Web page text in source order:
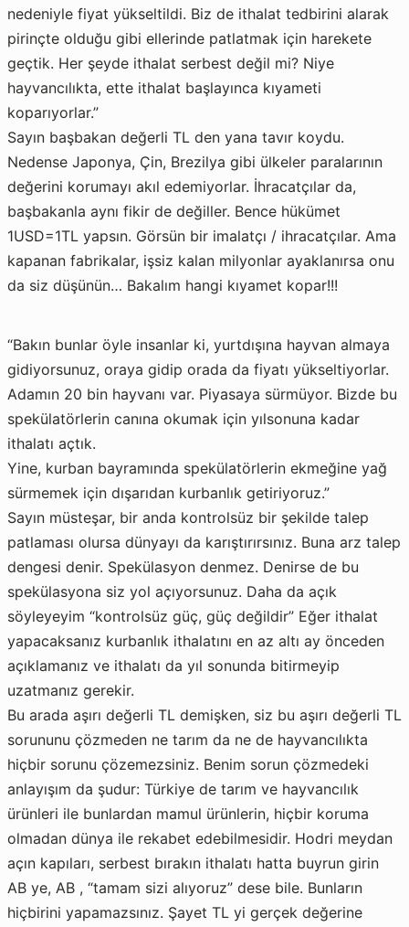
nedeniyle fiyat yükseltildi. Biz de ithalat tedbirini alarak
pirinçte olduğu gibi ellerinde patlatmak için harekete
geçtik. Her şeyde ithalat serbest değil mi? Niye
hayvancılıkta, ette ithalat başlayınca kıyameti
koparıyorlar.”
Sayın başbakan değerli TL den yana tavır koydu.
Nedense Japonya, Çin, Brezilya gibi ülkeler paralarının
değerini korumayı akıl edemiyorlar. İhracatçılar da,
başbakanla aynı fikir de değiller. Bence hükümet
1USD=1TL yapsın. Görsün bir imalatçı / ihracatçılar. Ama
kapanan fabrikalar, işsiz kalan milyonlar ayaklanırsa onu
da siz düşünün… Bakalım hangi kıyamet kopar!!!
“Bakın bunlar öyle insanlar ki, yurtdışına hayvan almaya
gidiyorsunuz, oraya gidip orada da fiyatı yükseltiyorlar.
Adamın 20 bin hayvanı var. Piyasaya sürmüyor. Bizde bu
spekülatörlerin canına okumak için yılsonuna kadar
ithalatı açtık.
Yine, kurban bayramında spekülatörlerin ekmeğine yağ
sürmemek için dışarıdan kurbanlık getiriyoruz.”
Sayın müsteşar, bir anda kontrolsüz bir şekilde talep
patlaması olursa dünyayı da karıştırırsınız. Buna arz talep
dengesi denir. Spekülasyon denmez. Denirse de bu
spekülasyona siz yol açıyorsunuz. Daha da açık
söyleyeyim “kontrolsüz güç, güç değildir” Eğer ithalat
yapacaksanız kurbanlık ithalatını en az altı ay önceden
açıklamanız ve ithalatı da yıl sonunda bitirmeyip
uzatmanız gerekir.
Bu arada aşırı değerli TL demişken, siz bu aşırı değerli TL
sorununu çözmeden ne tarım da ne de hayvancılıkta
hiçbir sorunu çözemezsiniz. Benim sorun çözmedeki
anlayışım da şudur: Türkiye de tarım ve hayvancılık
ürünleri ile bunlardan mamul ürünlerin, hiçbir koruma
olmadan dünya ile rekabet edebilmesidir. Hodri meydan
açın kapıları, serbest bırakın ithalatı hatta buyrun girin
AB ye, AB , “tamam sizi alıyoruz” dese bile. Bunların
hiçbirini yapamazsınız. Şayet TL yi gerçek değerine